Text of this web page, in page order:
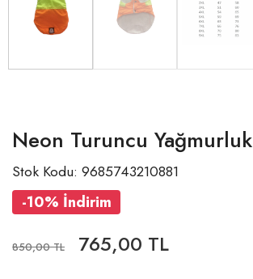
Neon Turuncu Yağmurluk
Stok Kodu: 9685743210881
-10% İndirim
850,00 TL 765,00 TL